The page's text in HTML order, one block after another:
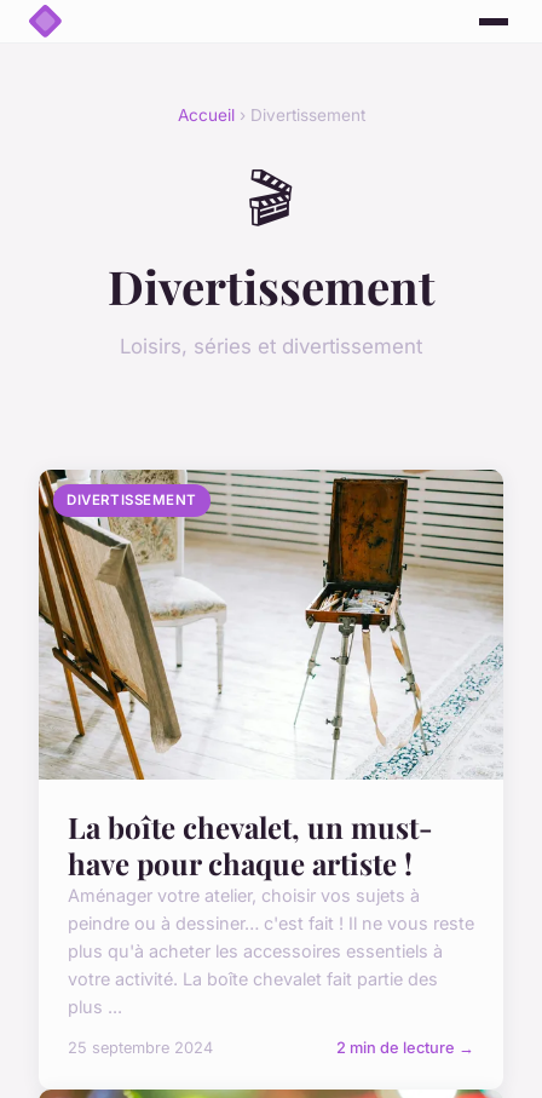
Accueil› Divertissement
🎬
Divertissement
Loisirs, séries et divertissement
DIVERTISSEMENT
La boîte chevalet, un must-
have pour chaque artiste !
Aménager votre atelier, choisir vos sujets à
peindre ou à dessiner… c'est fait ! Il ne vous reste
plus qu'à acheter les accessoires essentiels à
votre activité. La boîte chevalet fait partie des
plus ...
25 septembre 2024 2 min de lecture →